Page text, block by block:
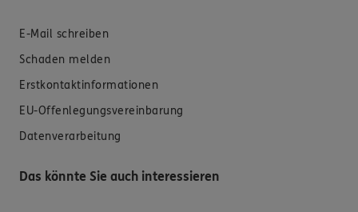
E-Mail schreiben
Schaden melden
Erstkontaktinformationen
EU-Offenlegungsvereinbarung
Datenverarbeitung
Das könnte Sie auch interessieren